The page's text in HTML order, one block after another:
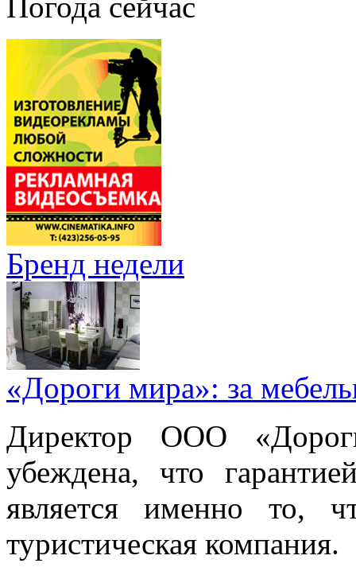
Бренд недели
«Дороги мира»: за
Директор ООО
убеждена, что
является именно то,
туристическая компания.